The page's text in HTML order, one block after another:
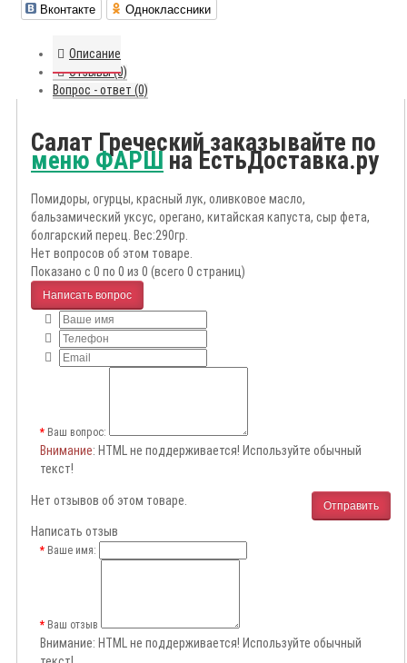
Вконтакте Одноклассники
Описание
Отзывы (0)
Вопрос - ответ (0)
Салат Греческий заказывайте по
меню ФАРШна ЕстьДоставка.ру
Помидоры, огурцы, красный лук, оливковое масло,
бальзамический уксус, орегано, китайская капуста, сыр фета,
болгарский перец. Вес:290гр.
Нет вопросов об этом товаре.
Показано с 0 по 0 из 0 (всего 0 страниц)
Написать вопрос
Ваш вопрос:
Внимание: HTML не поддерживается! Используйте обычный
текст!
Отправить
Нет отзывов об этом товаре.
Написать отзыв
Ваше имя:
Ваш отзыв
Внимание: HTML не поддерживается! Используйте обычный